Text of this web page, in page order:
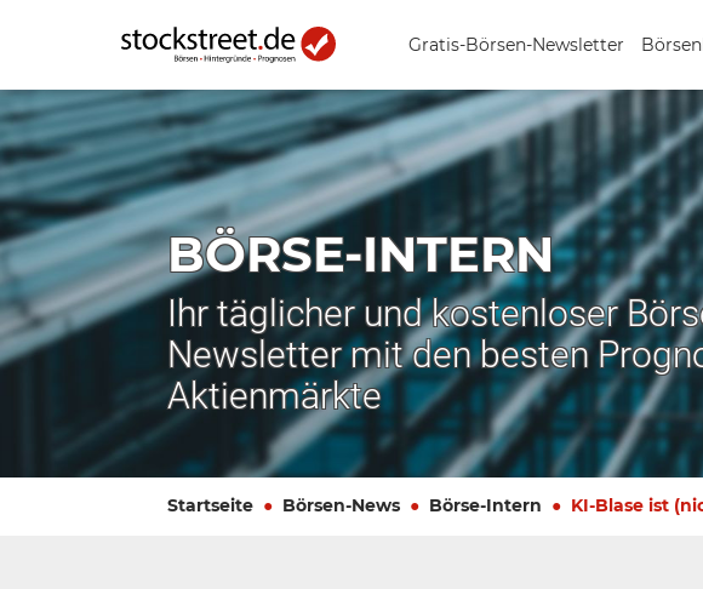
Gratis-Börsen-Newsletter
BÖRSE-INTERN
Ihr täglicher und kostenloser
Newsletter mit den besten
Aktienmärkte
Startseite Börsen-News Börse-Intern KI-Blase ist